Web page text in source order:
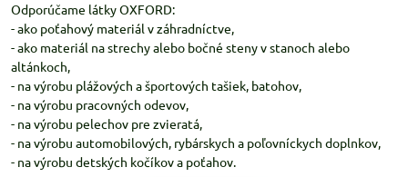
Odporúčame látky OXFORD:
- ako poťahový materiál v záhradníctve,
- ako materiál na strechy alebo bočné steny v stanoch alebo
altánkoch,
- na výrobu plážových a športových tašiek, batohov,
- na výrobu pracovných odevov,
- na výrobu pelechov pre zvieratá,
- na výrobu automobilových, rybárskych a poľovníckych doplnkov,
- na výrobu detských kočíkov a poťahov.